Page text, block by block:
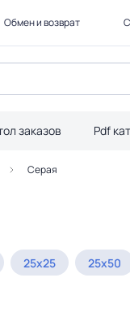
Обмен и возврат
заказов Pdf
Серая
25x25 25x50